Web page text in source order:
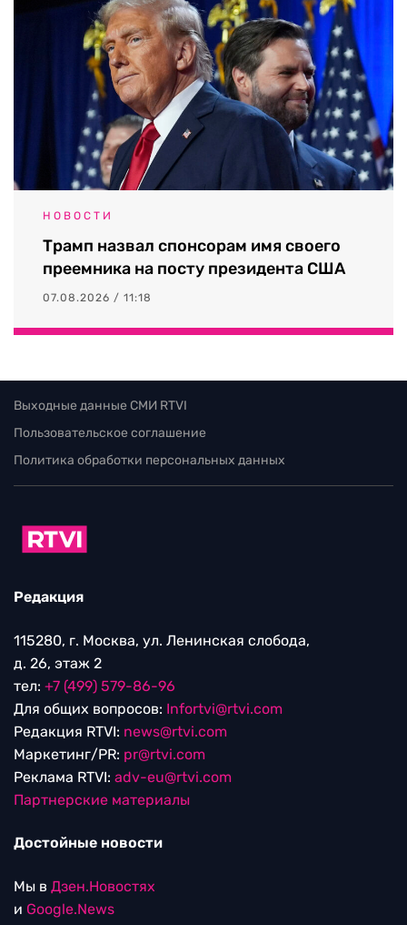
НОВОСТИ
Трамп назвал спонсорам имя своего
преемника на посту президента США
07.08.2026 / 11:18
Выходные данные СМИ RTVI
Пользовательское соглашение
Политика обработки персональных данных
Редакция
115280, г. Москва, ул. Ленинская слобода,
д. 26, этаж 2
тел: +7 (499) 579-86-96
Для общих вопросов: Infortvi@rtvi.com
Редакция RTVI: news@rtvi.com
Маркетинг/PR: pr@rtvi.com
Реклама RTVI: adv-eu@rtvi.com
Партнерские материалы
Достойные новости
Мы в Дзен.Новостях
и Google.News